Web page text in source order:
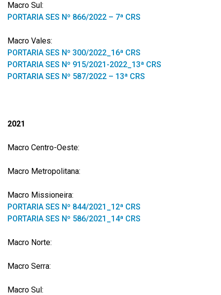
Macro Sul:
PORTARIA SES Nº 866/2022 – 7ª CRS
Macro Vales:
PORTARIA SES Nº 300/2022_16ª CRS
PORTARIA SES Nº 915/2021-2022_13ª CRS
PORTARIA SES Nº 587/2022 – 13ª CRS
2021
Macro Centro-Oeste:
Macro Metropolitana:
Macro Missioneira:
PORTARIA SES Nº 844/2021_12ª CRS
PORTARIA SES Nº 586/2021_14ª CRS
Macro Norte:
Macro Serra:
Macro Sul: